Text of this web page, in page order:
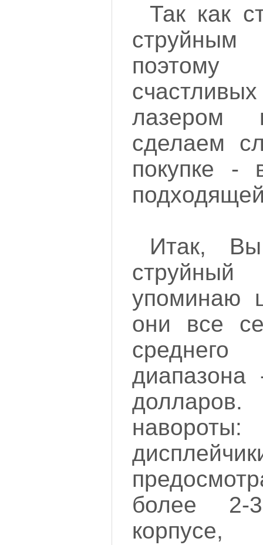
Так как
сделаем
покупке -
Итак, Вы
упоминаю
они все
более 2-